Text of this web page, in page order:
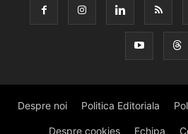
Despre noi Politica Editoriala
Despre cookies Echipa